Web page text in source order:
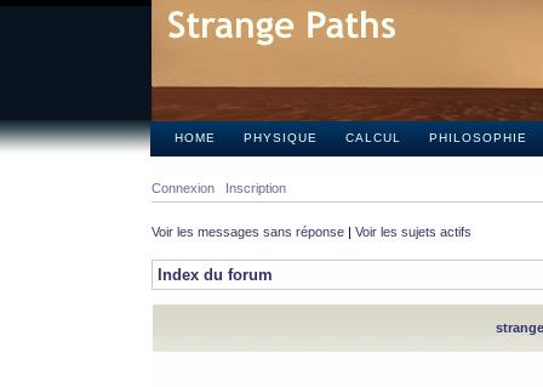
HOME PHYSIQUE CALCUL PHILOSOPHIE
Connexion Inscription
Voir les messages sans réponse | Voir les sujets actifs
Index du forum